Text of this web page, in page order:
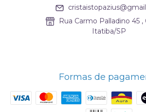
Rua Carmo Palladino 45
Itatiba/SP
Formas de